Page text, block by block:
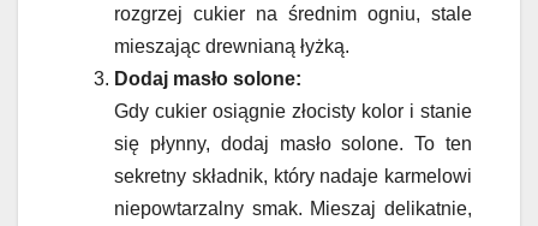
rozgrzej cukier na średnim ogniu, stale
mieszając drewnianą łyżką.
Dodaj masło solone:
Gdy cukier osiągnie złocisty kolor i stanie
się płynny, dodaj masło solone. To ten
sekretny składnik, który nadaje karmelowi
niepowtarzalny smak. Mieszaj delikatnie,